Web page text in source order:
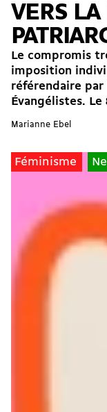
VERS
Le compromis
imposition
référendaire par
Évangélistes. Le
Marianne Ebel
Féminisme